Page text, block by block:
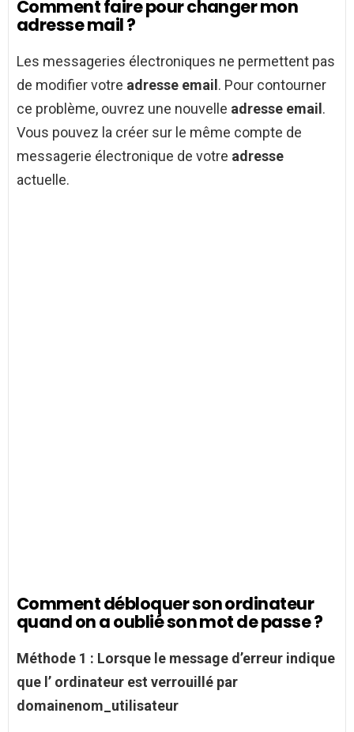
Comment faire pour changer mon
adresse mail ?
Les messageries électroniques ne permettent pas
de modifier votre adresse email. Pour contourner
ce problème, ouvrez une nouvelle adresse email.
Vous pouvez la créer sur le même compte de
messagerie électronique de votre adresse
actuelle.
Comment débloquer son ordinateur
quand on a oublié son mot de passe ?
Méthode 1 : Lorsque le message d’erreur indique
que l’ ordinateur est verrouillé par
domainenom_utilisateur